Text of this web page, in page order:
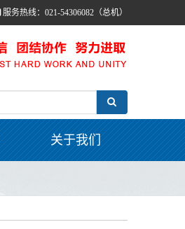
服务热线：021-54306082（总机）
关于我们